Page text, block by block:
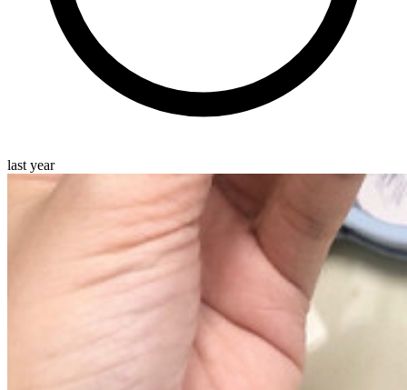
last year